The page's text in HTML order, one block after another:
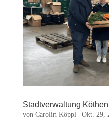
Stadtverwaltung
von Carolin Köppl| Okt. 29,